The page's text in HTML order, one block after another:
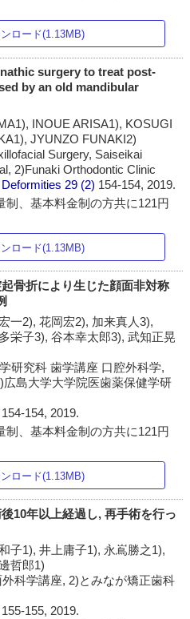
ロード(1.13MB)
surgery to treat post-
by an old mandibular
INOUE ARISA1), KOSUGI
JYUNZO FUNAKI2)
Surgery, Saiseikai
2)Funaki Orthodontic Clinic
29 (2) 154-154, 2019.
制、基本料金制の方共に121円
ロード(1.13MB)
骨折により生じた顔面非対称
一2), 花岡宏2), 加来真人3),
栄子3), 谷本幸太郎3), 武知正晃
研究科 歯学講座 口腔外科学,
島大学大学院医歯薬保健学研
154-154, 2019.
制、基本料金制の方共に121円
ロード(1.13MB)
10年以上経過し, 再手術を行っ
子1), 井上庸子1), 永嶌勝之1),
哲郎1)
科学講座, 2)とみなが矯正歯科
155-155, 2019.